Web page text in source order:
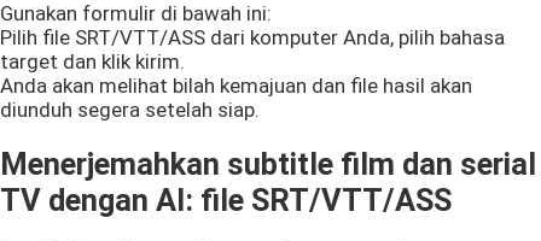
Gunakan formulir di bawah ini:
Pilih file SRT/VTT/ASS dari komputer Anda, pilih bahasa
target dan klik kirim.
Anda akan melihat bilah kemajuan dan file hasil akan
diunduh segera setelah siap.
Menerjemahkan subtitle film dan serial
TV dengan AI: file SRT/VTT/ASS